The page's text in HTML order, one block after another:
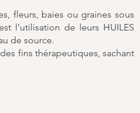
fleurs, baies ou graines sous
l'utilisation de leurs HUILES
de source.
fins thérapeutiques, sachant